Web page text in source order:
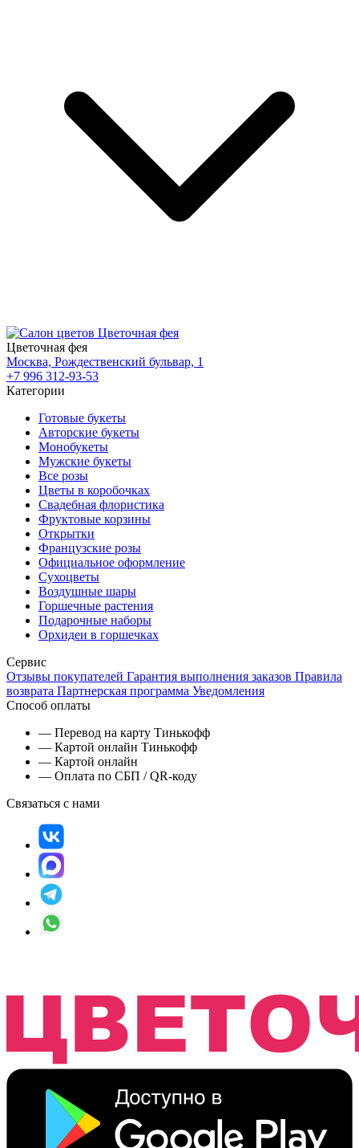
Цветочная фея
Москва, Рождественский бульвар, 1
+7 996 312-93-53
Категории
Готовые букеты
Авторские букеты
Монобукеты
Мужские букеты
Все розы
Цветы в коробочках
Свадебная флористика
Фруктовые корзины
Открытки
Французские розы
Официальное оформление
Сухоцветы
Воздушные шары
Горшечные растения
Подарочные наборы
Орхидеи в горшечках
Сервис
Отзывы покупателей Гарантия выполнения заказов Правила
возврата Партнерская программа Уведомления
Способ оплаты
— Перевод на карту Тинькофф
— Картой онлайн Тинькофф
— Картой онлайн
— Оплата по СБП / QR-коду
Связаться с нами